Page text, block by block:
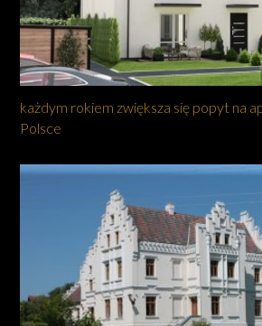
każdym rokiem zwiększa się popyt na
Polsce